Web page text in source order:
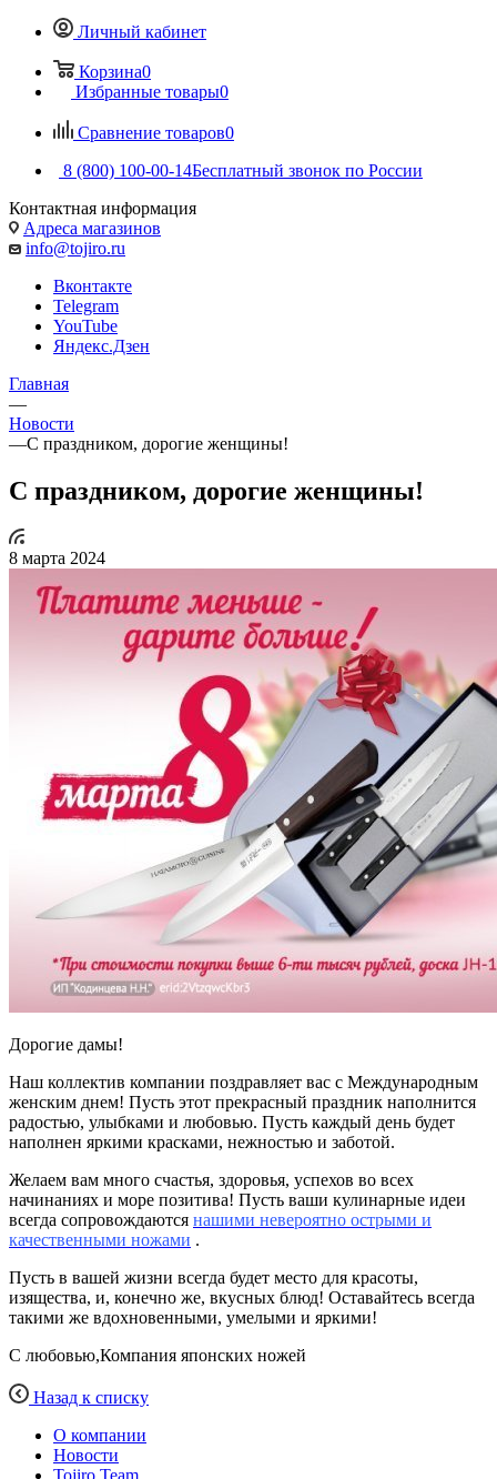
Личный кабинет
Корзина0
Избранные товары0
Сравнение товаров0
8 (800) 100-00-14Бесплатный звонок по России
Контактная информация
Адреса магазинов
info@tojiro.ru
Вконтакте
Telegram
YouTube
Яндекс.Дзен
Главная
—
Новости
—С праздником, дорогие женщины!
С праздником, дорогие женщины!
8 марта 2024
Дорогие дамы!
Наш коллектив компании поздравляет вас с Международным
женским днем! Пусть этот прекрасный праздник наполнится
радостью, улыбками и любовью. Пусть каждый день будет
наполнен яркими красками, нежностью и заботой.
Желаем вам много счастья, здоровья, успехов во всех
начинаниях и море позитива! Пусть ваши кулинарные идеи
всегда сопровождаются нашими невероятно острыми и
качественными ножами .
Пусть в вашей жизни всегда будет место для красоты,
изящества, и, конечно же, вкусных блюд! Оставайтесь всегда
такими же вдохновенными, умелыми и яркими!
С любовью,Компания японских ножей
Назад к списку
О компании
Новости
Tojiro Team